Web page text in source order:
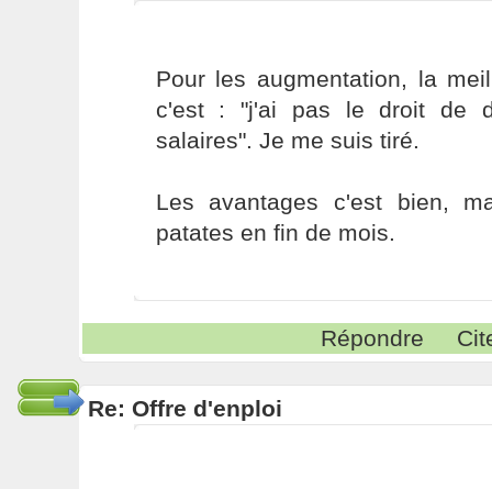
Pour les augmentation, la
c'est : "j'ai pas le droit de
salaires". Je me suis tiré.
Les avantages c'est bien,
patates en fin de mois.
Répondre
Re: Offre d'enploi